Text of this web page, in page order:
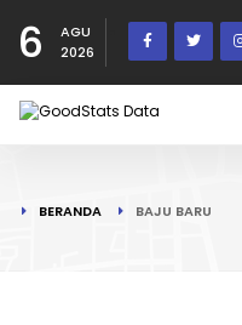
6
AGU
2026
BERANDA BAJU BARU